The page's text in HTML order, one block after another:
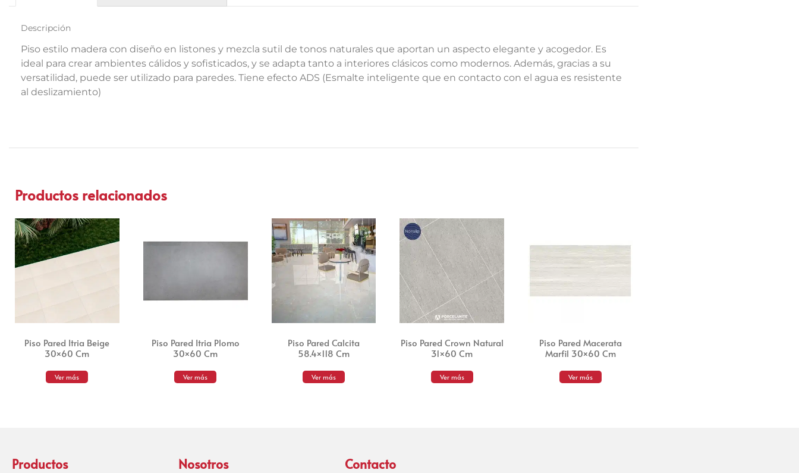
Descripción
Piso estilo madera con diseño en listones y mezcla sutil de tonos naturales que aportan un aspecto elegante y acogedor. Es
ideal para crear ambientes cálidos y sofisticados, y se adapta tanto a interiores clásicos como modernos. Además, gracias a su
versatilidad, puede ser utilizado para paredes. Tiene efecto ADS (Esmalte inteligente que en contacto con el agua es resistente
al deslizamiento)
Productos relacionados
Piso Pared Itria Beige
30×60 Cm
Ver más
Piso Pared Itria Plomo
30×60 Cm
Ver más
Piso Pared Calcita
58.4×118 Cm
Ver más
Piso Pared Crown Natural
31×60 Cm
Ver más
Piso Pared Macerata
Marfil 30×60 Cm
Ver más
Productos Nosotros Contacto